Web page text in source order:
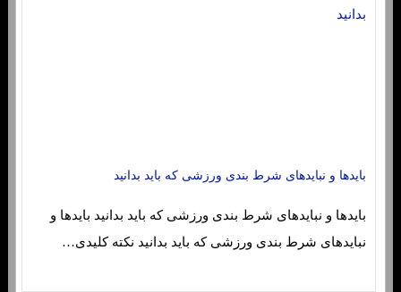
بایدها و نبایدهای شرط بندی ورزشی که باید بدانید
بایدها و نبایدهای شرط بندی ورزشی که باید بدانید بایدها و
نبایدهای شرط بندی ورزشی که باید بدانید نکته کلیدی…